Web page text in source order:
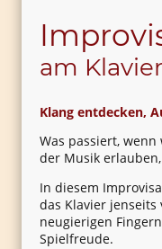
am Klavier
Klang entdecken,
Was passiert,
der Musik
In diesem
das Klavier
neugierigen
Spielfreude.